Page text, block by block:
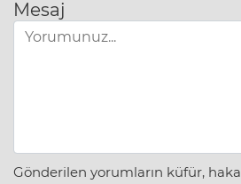
Mesaj
Gönderilen yorumların küfür,